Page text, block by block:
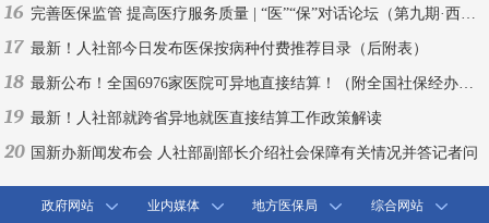
16 完善医保监管 提高医疗服务质量 | “医”“保”对话论坛（第九期·西安）
17 最新！人社部今日发布医保按病种付费推荐目录（后附表）
18 最新公布！全国6976家医院可异地直接结算！（附全国社保经办机构联系方式）
19 最新！人社部就跨省异地就医直接结算工作政策解读
20 国新办新闻发布会 人社部副部长介绍社会保障有关情况并答记者问
政府网站 业内媒体 地方医保局 综合网站